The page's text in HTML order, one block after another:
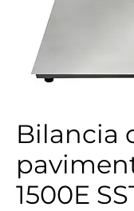
Bilancia
1500E